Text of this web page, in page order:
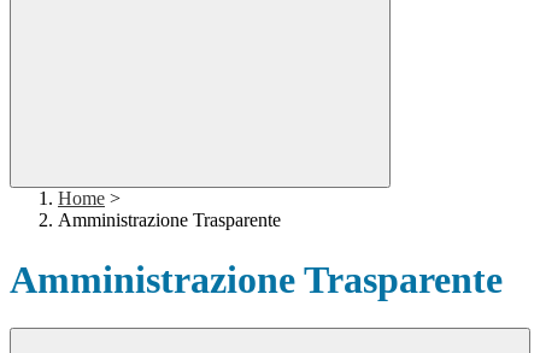
Home >
Amministrazione Trasparente
Amministrazione Trasparente